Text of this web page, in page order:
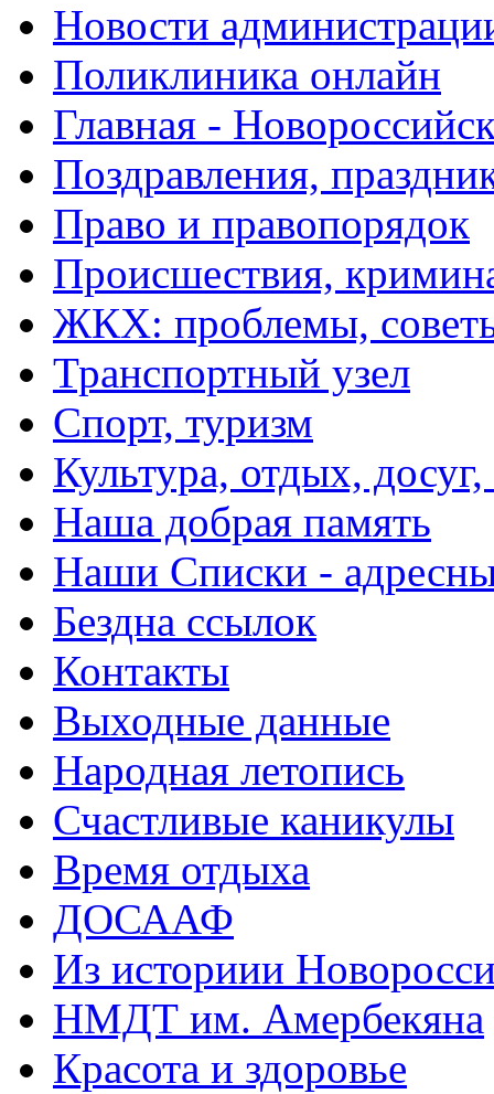
Новости
Поликлиника онлайн
Главная -
Поздравления,
Право и правопорядок
Происшествия,
ЖКХ: проблемы,
Транспортный узел
Спорт, туризм
Культура, отдых,
Наша добрая память
Наши Списки -
Бездна ссылок
Контакты
Выходные данные
Народная летопись
Счастливые каникулы
Время отдыха
ДОСААФ
Из историии
НМДТ им. Амербекяна
Красота и здоровье